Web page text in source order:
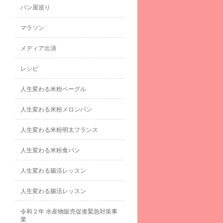
パン屋巡り
マラソン
メディア出演
レシピ
人生変わる米粉ベーグル
人生変わる米粉メロンパン
人生変わる米粉明太フランス
人生変わる米粉食パン
人生変わる腸活レッスン
人生変わる腸活レッスン
令和２年 水産物販売促進緊急対策事
業